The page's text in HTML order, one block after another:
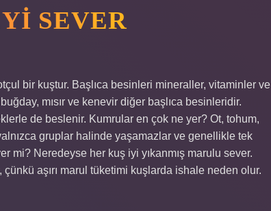
SEVER
bir kuştur. Başlıca besinleri mineraller, vitaminler ve
mısır ve kenevir diğer başlıca besinleridir.
de beslenir. Kumrular en çok ne yer? Ot, tohum,
gruplar halinde yaşamazlar ve genellikle tek
mi? Neredeyse her kuş iyi yıkanmış marulu sever.
aşırı marul tüketimi kuşlarda ishale neden olur.